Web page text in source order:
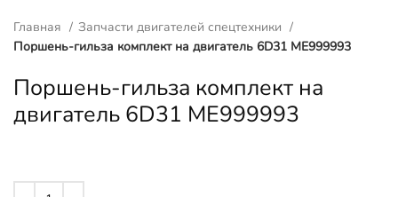
Главная
Запчасти двигателей спецтехники
Поршень-гильза комплект на двигатель 6D31 ME999993
Поршень-гильза комплект на
двигатель 6D31 ME999993